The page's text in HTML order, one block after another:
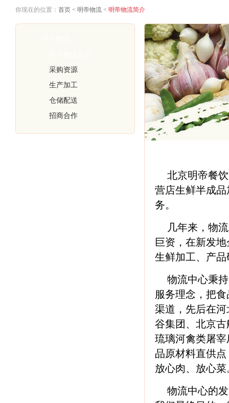
你现在的位置： 首页 < 明帝物流 < 明帝物流简介
采购资源
生产加工
仓储配送
招商合作
北京明帝餐
营店生鲜半成
务。
几年来，物
巨资，在新发
生鲜加工、产
物流中心秉
服务理念，把
渠道，先后在
谷集团、北京
琉璃河禽类屠
品原材料直供
放心肉、放心菜
物流中心的